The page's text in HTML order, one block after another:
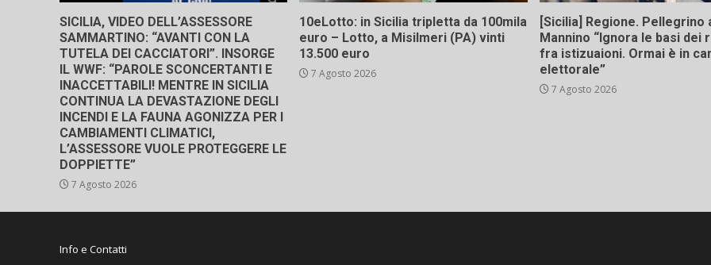
SICILIA, VIDEO DELL’ASSESSORE
SAMMARTINO: “AVANTI CON LA
TUTELA DEI CACCIATORI”. INSORGE
IL WWF: “PAROLE SCONCERTANTI E
INACCETTABILI! MENTRE IN SICILIA
CONTINUA LA DEVASTAZIONE DEGLI
INCENDI E LA FAUNA AGONIZZA PER I
CAMBIAMENTI CLIMATICI,
L’ASSESSORE VUOLE PROTEGGERE LE
DOPPIETTE”
7 Agosto 2026
10eLotto: in Sicilia tripletta da 100mila
euro – Lotto, a Misilmeri (PA) vinti
13.500 euro
7 Agosto 2026
[Sicilia] Regione. Pellegrino
Mannino “Ignora le basi dei
fra istizuaioni. Ormai è in
elettorale”
7 Agosto 2026
Info e Contatti